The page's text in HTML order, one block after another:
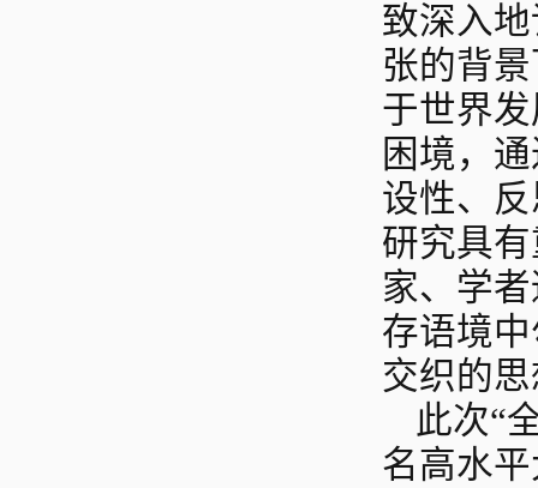
致深入
张的背
于世界
困境，
设性、
研究具
家、学
存语境
交织的
此次“
名高水